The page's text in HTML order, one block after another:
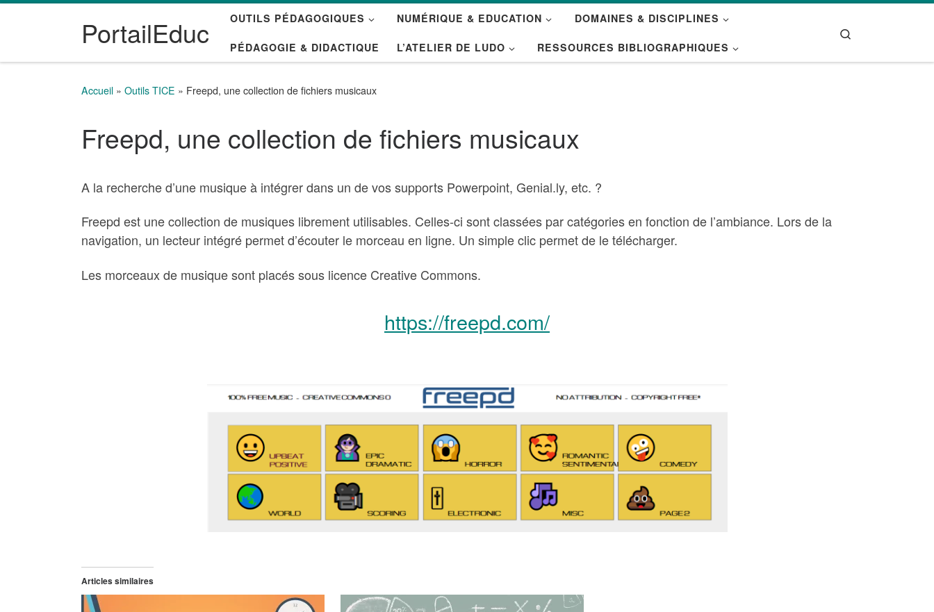
PortailEduc OUTILS PÉDAGOGIQUES NUMÉRIQUE & EDUCATION DOMAINES & DISCIPLINES
PÉDAGOGIE & DIDACTIQUE L’ATELIER DE LUDO RESSOURCES BIBLIOGRAPHIQUES
Accueil » Outils TICE » Freepd, une collection de fichiers musicaux
Freepd, une collection de fichiers musicaux
A la recherche d’une musique à intégrer dans un de vos supports Powerpoint, Genial.ly, etc. ?
Freepd est une collection de musiques librement utilisables. Celles-ci sont classées par catégories en fonction de l’ambiance. Lors de la
navigation, un lecteur intégré permet d’écouter le morceau en ligne. Un simple clic permet de le télécharger.
Les morceaux de musique sont placés sous licence Creative Commons.
https://freepd.com/
Articles similaires